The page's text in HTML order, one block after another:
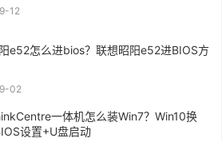
12
e52怎么进bios？联想昭阳e52进BIOS方
02
一体机怎么装Win7？Win10换
设置+U盘启动